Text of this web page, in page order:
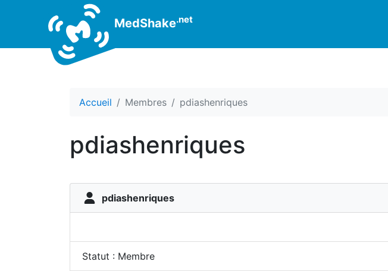
MedShake.net
Accueil Membres pdiashenriques
pdiashenriques
pdiashenriques
Statut : Membre